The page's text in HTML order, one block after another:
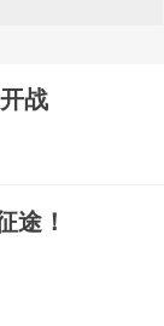
战
途！